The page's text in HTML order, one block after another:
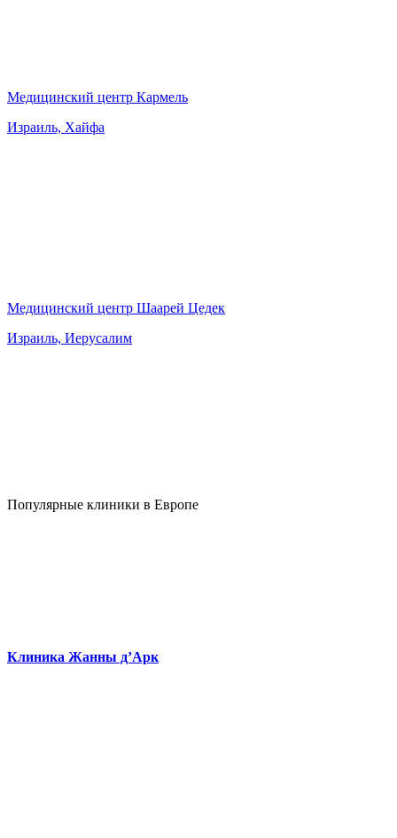
Медицинский центр Кармель
Израиль, Хайфа
Медицинский центр Шаарей Цедек
Израиль, Иерусалим
Популярные клиники в Европе
Клиника Жанны д’Арк